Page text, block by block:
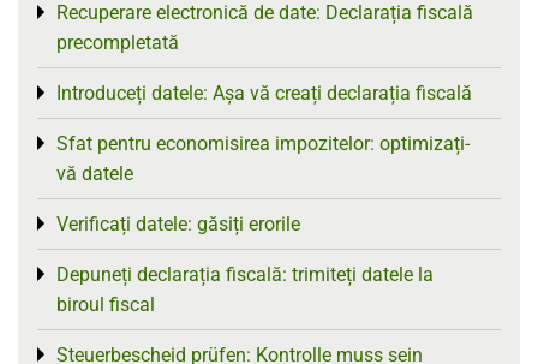
Recuperare electronică de date: Declarația fiscală
precompletată
Toggle menu
Introduceți datele: Așa vă creați declarația fiscală
Toggle menu
Sfat pentru economisirea impozitelor: optimizați-
vă datele
Toggle menu
Verificați datele: găsiți erorile
Toggle menu
Depuneți declarația fiscală: trimiteți datele la
biroul fiscal
Toggle menu
Steuerbescheid prüfen: Kontrolle muss sein
Toggle menu